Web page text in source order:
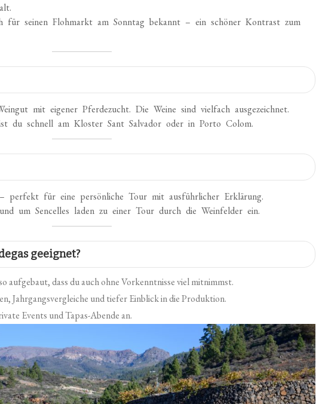
für seinen Flohmarkt am Sonntag bekannt – ein schöner Kontrast zum
mit eigener Pferdezucht. Die Weine sind vielfach ausgezeichnet.
du schnell am Kloster Sant Salvador oder in Porto Colom.
perfekt für eine persönliche Tour mit ausführlicher Erklärung.
um Sencelles laden zu einer Tour durch die Weinfelder ein.
geeignet?
aufgebaut, dass du auch ohne Vorkenntnisse viel mitnimmst.
Jahrgangsvergleiche und tiefer Einblick in die Produktion.
Events und Tapas-Abende an.